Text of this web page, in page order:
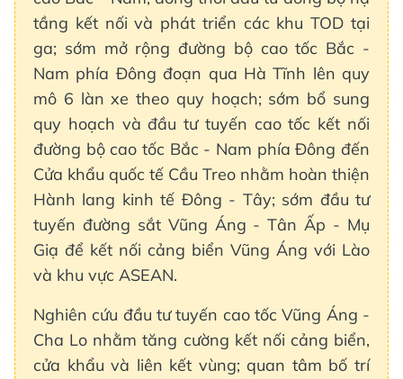
tầng kết nối và phát triển các khu TOD tại
ga; sớm mở rộng đường bộ cao tốc Bắc -
Nam phía Đông đoạn qua Hà Tĩnh lên quy
mô 6 làn xe theo quy hoạch; sớm bổ sung
quy hoạch và đầu tư tuyến cao tốc kết nối
đường bộ cao tốc Bắc - Nam phía Đông đến
Cửa khẩu quốc tế Cầu Treo nhằm hoàn thiện
Hành lang kinh tế Đông - Tây; sớm đầu tư
tuyến đường sắt Vũng Áng - Tân Ấp - Mụ
Giạ để kết nối cảng biển Vũng Áng với Lào
và khu vực ASEAN.
Nghiên cứu đầu tư tuyến cao tốc Vũng Áng -
Cha Lo nhằm tăng cường kết nối cảng biển,
cửa khẩu và liên kết vùng; quan tâm bố trí